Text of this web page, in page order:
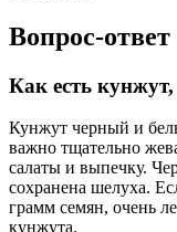
Вопрос-ответ
Как есть
Кунжут черный и
важно тщательно
салаты и выпечку.
сохранена шелуха.
грамм семян, очень
кунжута.